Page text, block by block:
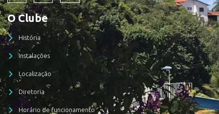
O Clube
História
Instalações
Localização
Diretoria
Horário de funcionamento